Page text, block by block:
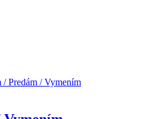
Predám / Vymením